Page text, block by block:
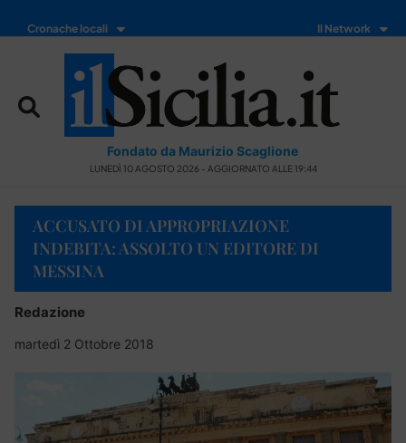
Cronache locali Il Network
Fondato da Maurizio Scaglione
LUNEDÌ 10 AGOSTO 2026 - AGGIORNATO ALLE 19:44
ACCUSATO DI APPROPRIAZIONE
INDEBITA: ASSOLTO UN EDITORE DI
MESSINA
Redazione
martedì 2 Ottobre 2018